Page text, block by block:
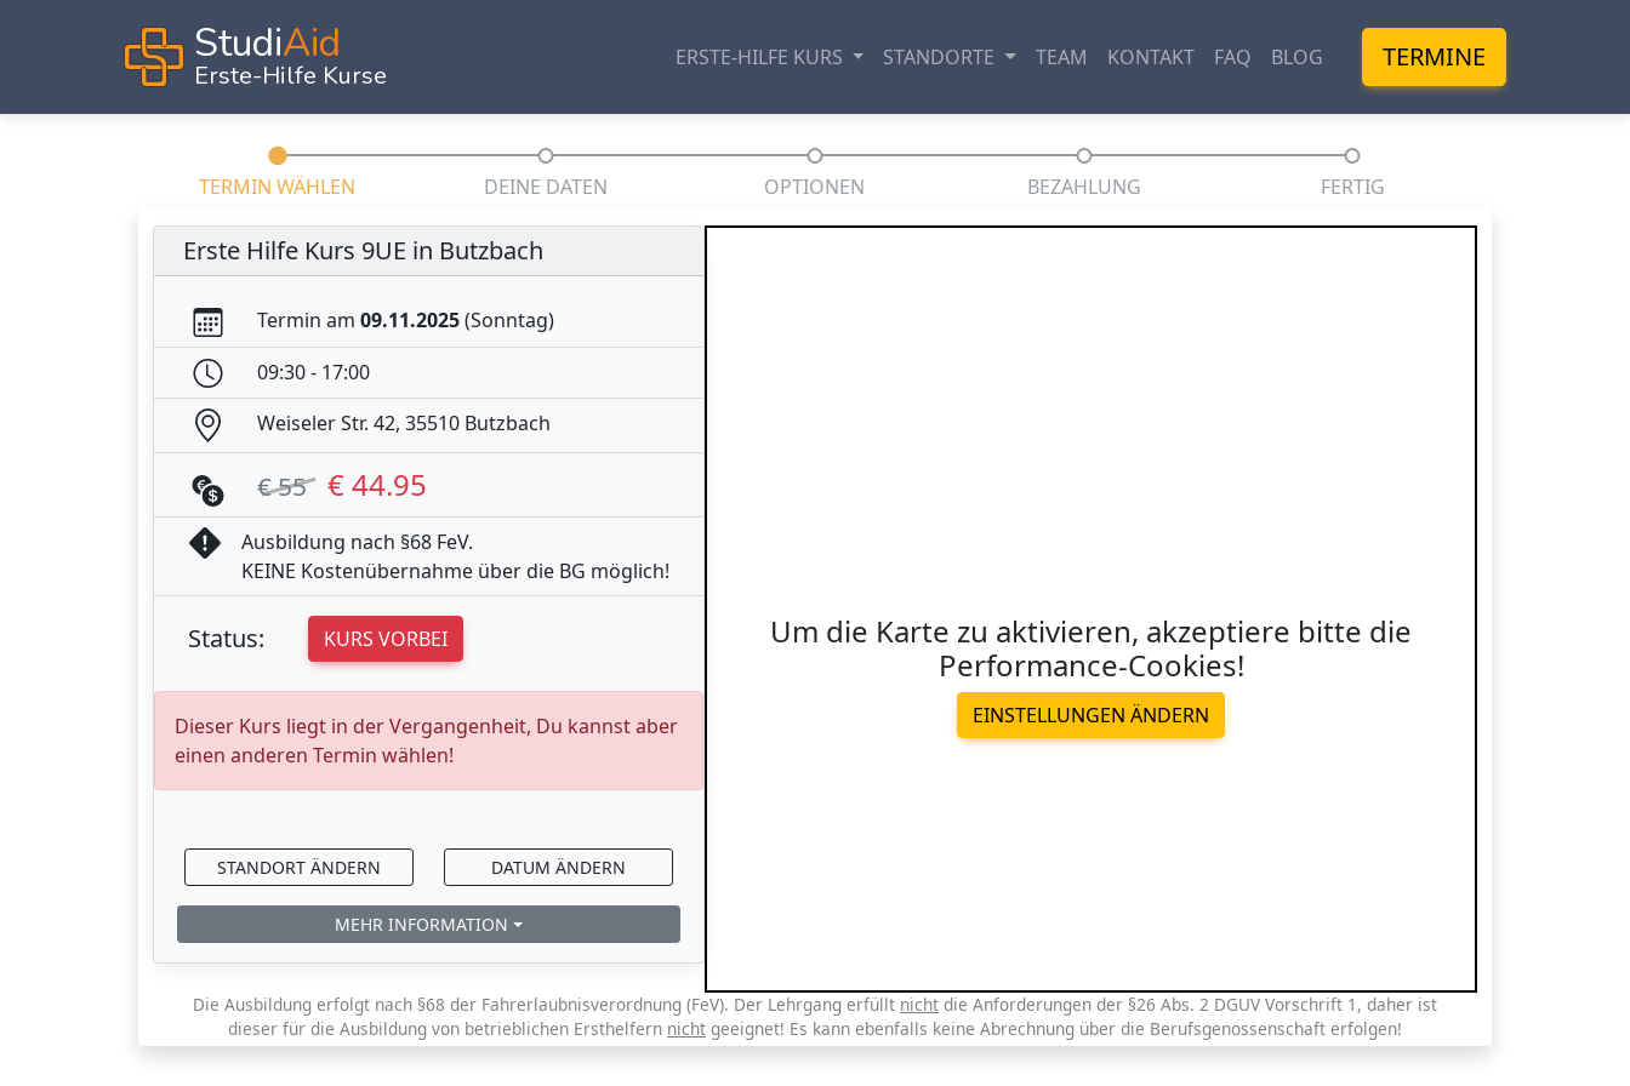
StudiAid
Erste-Hilfe Kurse
ERSTE-HILFE KURS STANDORTE TEAM KONTAKT FAQ BLOG TERMINE
TERMIN WÄHLEN DEINE DATEN OPTIONEN BEZAHLUNG FERTIG
Erste Hilfe Kurs 9UE in Butzbach
Termin am 09.11.2025(Sonntag)
09:30 - 17:00
Weiseler Str. 42, 35510 Butzbach
€ 55 € 44.95
Ausbildung nach §68 FeV.
KEINE Kostenübernahme über die BG möglich!
Status: KURS VORBEI
Dieser Kurs liegt in der Vergangenheit, Du kannst aber
einen anderen Termin wählen!
STANDORT ÄNDERN DATUM ÄNDERN
MEHR INFORMATION
Um die Karte zu aktivieren, akzeptiere bitte die
Performance-Cookies!
EINSTELLUNGEN ÄNDERN
Die Ausbildung erfolgt nach §68 der Fahrerlaubnisverordnung (FeV). Der Lehrgang erfüllt nicht die Anforderungen der §26 Abs. 2 DGUV Vorschrift 1, daher ist
dieser für die Ausbildung von betrieblichen Ersthelfern nicht geeignet! Es kann ebenfalls keine Abrechnung über die Berufsgenossenschaft erfolgen!